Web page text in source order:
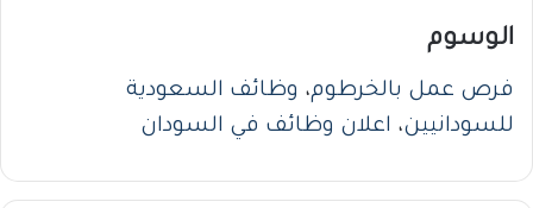
الوسوم
فرص عمل بالخرطوم، وظائف السعودية
للسودانيين، اعلان وظائف في السودان